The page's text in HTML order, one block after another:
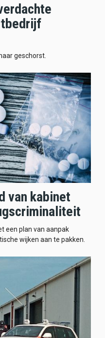
geschorst.
van kabinet
een plan van aanpak
wijken aan te pakken.